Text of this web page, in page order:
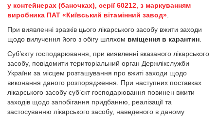
у контейнерах (баночках), серії 60212, з маркуванням
виробника ПАТ «Київський вітамінний завод»
При виявленні зразків цього лікарського засобу вжити заходи
щодо вилучення його з обігу шляхом вміщення в карантин
Суб’єкту господарювання, при виявленні вказаного лікарського
засобу, повідомити територіальний орган Держлікслужби
України за місцем розташування про вжиті заходи щодо
виконання даного розпорядження. При наступних поставках
лікарського засобу суб’єкт господарювання повинен вжити
заходів щодо запобігання придбанню, реалізації та
застосуванню лікарського засобу, наведеного в даному